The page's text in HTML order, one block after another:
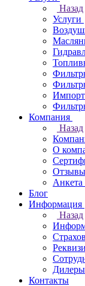
Назад
Услуги
Компания
Назад
О
Анкета
Блог
Информация
Назад
Дилеры
Контакты